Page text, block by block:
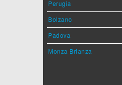
Perugia
Bolzano
Padova
Monza Brianza